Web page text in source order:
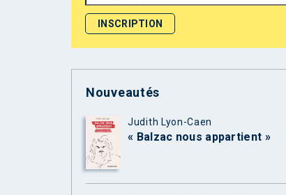
Nouveautés
Judith Lyon-Caen
« Balzac nous appartient »